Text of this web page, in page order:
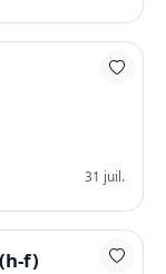
31 juil.
f)